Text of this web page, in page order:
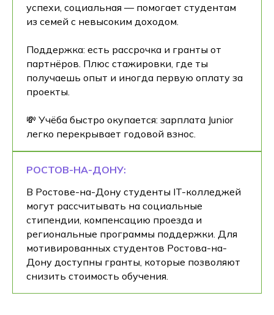
успехи, социальная — помогает студентам
из семей с невысоким доходом.
Поддержка: есть рассрочка и гранты от
партнёров. Плюс стажировки, где ты
получаешь опыт и иногда первую оплату за
проекты.
💸 Учёба быстро окупается: зарплата Junior
легко перекрывает годовой взнос.
РОСТОВ-НА-ДОНУ:
В Ростове-на-Дону студенты IT-колледжей
могут рассчитывать на социальные
стипендии, компенсацию проезда и
региональные программы поддержки. Для
мотивированных студентов Ростова-на-
Дону доступны гранты, которые позволяют
снизить стоимость обучения.